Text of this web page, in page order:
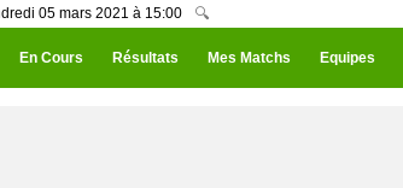
05 mars 2021 à 15:00 🔍
En Cours Résultats Mes Matchs Equipes